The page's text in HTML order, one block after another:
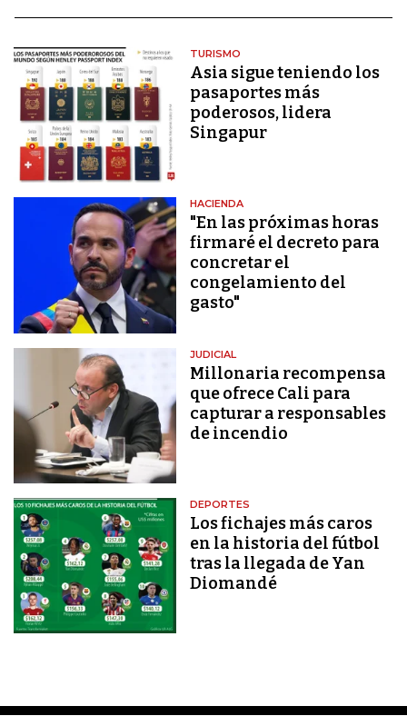
TURISMO
Asia sigue teniendo los
pasaportes más
poderosos, lidera
Singapur
HACIENDA
"En las próximas horas
firmaré el decreto para
concretar el
congelamiento del
gasto"
JUDICIAL
Millonaria recompensa
que ofrece Cali para
capturar a responsables
de incendio
DEPORTES
Los fichajes más caros
en la historia del fútbol
tras la llegada de Yan
Diomandé